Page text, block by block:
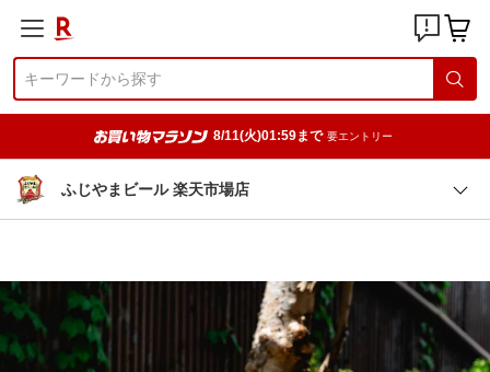
8/11(火)01:59まで 要エントリー
ふじやまビール 楽天市場店